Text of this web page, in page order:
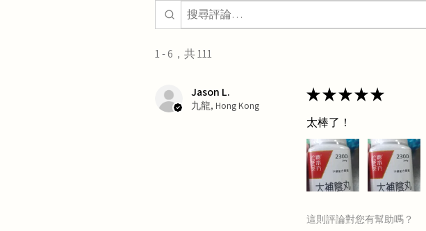
1 - 6，共 111
Jason L.
九龍, Hong Kong
★★★★★
太棒了！
這則評論對您有幫助嗎？